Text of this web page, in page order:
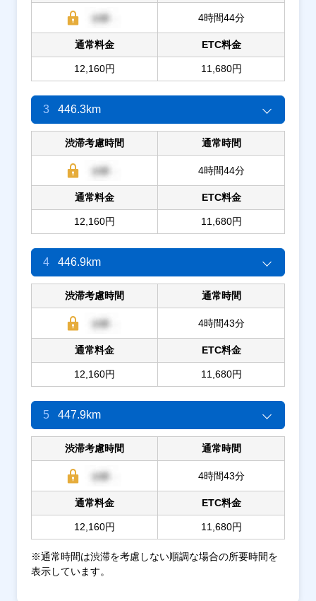
4時間44分
通常料金
12,160円
ETC料金
11,680円
3 446.3km
渋滞考慮時間 通常時間
4時間44分
通常料金
12,160円
ETC料金
11,680円
4 446.9km
渋滞考慮時間 通常時間
4時間43分
通常料金
12,160円
ETC料金
11,680円
5 447.9km
渋滞考慮時間 通常時間
4時間43分
通常料金
12,160円
ETC料金
11,680円
※通常時間は渋滞を考慮しない順調な場合の所要時間を
表示しています。